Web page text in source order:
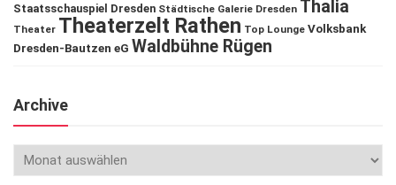
Staatsschauspiel Dresden Städtische Galerie Dresden Thalia
Theater Theaterzelt Rathen Top Lounge Volksbank
Dresden-Bautzen eG Waldbühne Rügen
Archive